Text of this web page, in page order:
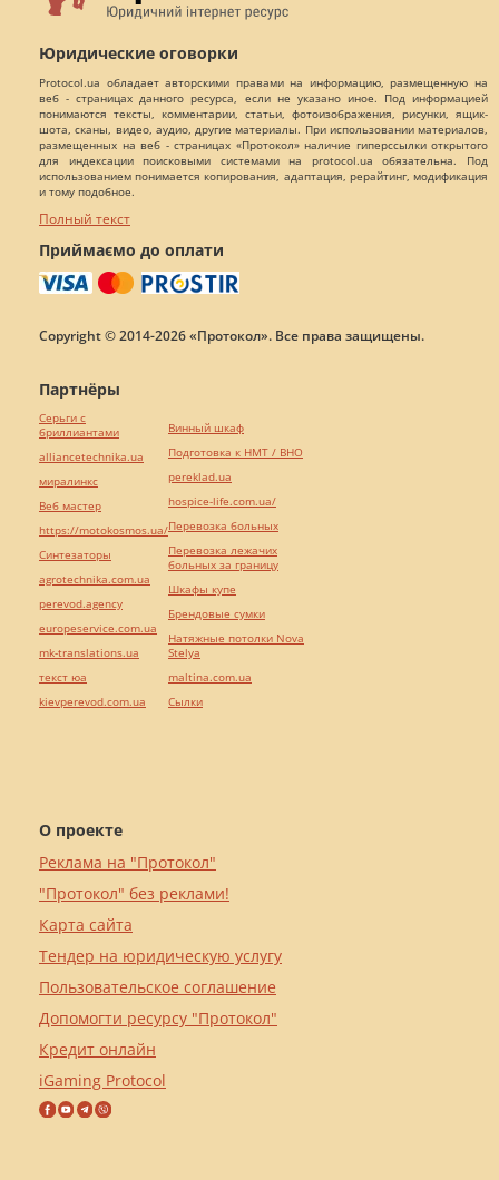
Юридические оговорки
Protocol.ua обладает авторскими правами на информацию, размещенную на
веб - страницах данного ресурса, если не указано иное. Под информацией
понимаются тексты, комментарии, статьи, фотоизображения, рисунки, ящик-
шота, сканы, видео, аудио, другие материалы. При использовании материалов,
размещенных на веб - страницах «Протокол» наличие гиперссылки открытого
для индексации поисковыми системами на protocol.ua обязательна. Под
использованием понимается копирования, адаптация, рерайтинг, модификация
и тому подобное.
Полный текст
Приймаємо до оплати
Copyright © 2014-2026 «Протокол». Все права защищены.
О проекте
Реклама на "Протокол"
"Протокол" без реклами!
Карта сайта
Тендер на юридическую услугу
Пользовательское соглашение
Допомогти ресурсу "Протокол"
Кредит онлайн
iGaming Protocol
Партнёры
Серьги с
бриллиантами
alliancetechnika.ua
миралинкс
Веб мастер
https://motokosmos.ua/
Синтезаторы
agrotechnika.com.ua
perevod.agency
europeservice.com.ua
mk-translations.ua
текст юа
kievperevod.com.ua
Винный шкаф
Подготовка к НМТ / ВНО
pereklad.ua
hospice-life.com.ua/
Перевозка больных
Перевозка лежачих
больных за границу
Шкафы купе
Брендовые сумки
Натяжные потолки Nova
Stelya
maltina.com.ua
Cылки